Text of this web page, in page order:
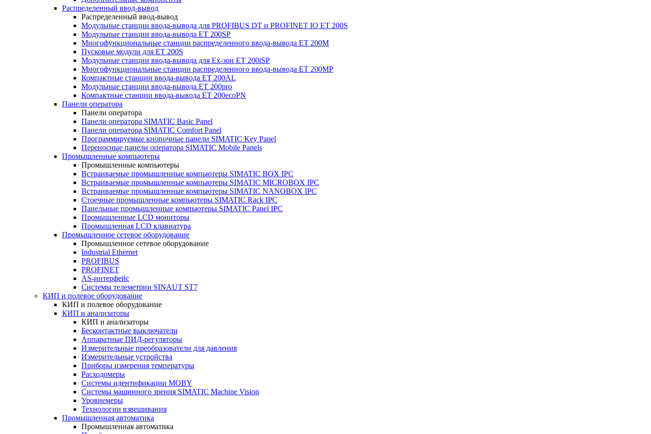
Распределенный ввод-вывод
Распределенный ввод-вывод
Модульные станции ввода-вывода для PROFIBUS DT и PROFINET IO ET 200S
Модульные станции ввода-вывода ET 200SP
Многофункциональные станции распределенного ввода-вывода ET 200M
Пусковые модули для ET 200S
Модульные станции ввода-вывода для Ex-зон ET 200iSP
Многофункциональные станции распределенного ввода-вывода ET 200MP
Компактные станции ввода-вывода ET 200AL
Модульные станции ввода-вывода ET 200pro
Компактные станции ввода-вывода ET 200ecoPN
Панели оператора
Панели оператора
Панели оператора SIMATIC Basic Panel
Панели оператора SIMATIC Comfort Panel
Программируемые кнопочные панели SIMATIC Key Panel
Переносные панели оператора SIMATIC Mobile Panels
Промышленные компьютеры
Промышленные компьютеры
Встраиваемые промышленные компьютеры SIMATIC BOX IPC
Встраиваемые промышленные компьютеры SIMATIC MICROBOX IPC
Встраиваемые промышленные компьютеры SIMATIC NANOBOX IPC
Стоечные промышленные компьютеры SIMATIC Rack IPC
Панельные промышленные компьютеры SIMATIC Panel IPC
Промышленные LCD мониторы
Промышленная LCD клавиатура
Промышленное сетевое оборудование
Промышленное сетевое оборудование
Industrial Ethernet
PROFIBUS
PROFINET
AS-интерфейс
Системы телеметрии SINAUT ST7
КИП и полевое оборудование
КИП и полевое оборудование
КИП и анализаторы
КИП и анализаторы
Бесконтактные выключатели
Аппаратные ПИД-регуляторы
Измерительные преобразователи для давления
Измерительные устройства
Приборы измерения температуры
Расходомеры
Системы идентификации MOBY
Системы машинного зрения SIMATIC Machine Vision
Уровнемеры
Технологии взвешивания
Промышленная автоматика
Промышленная автоматика